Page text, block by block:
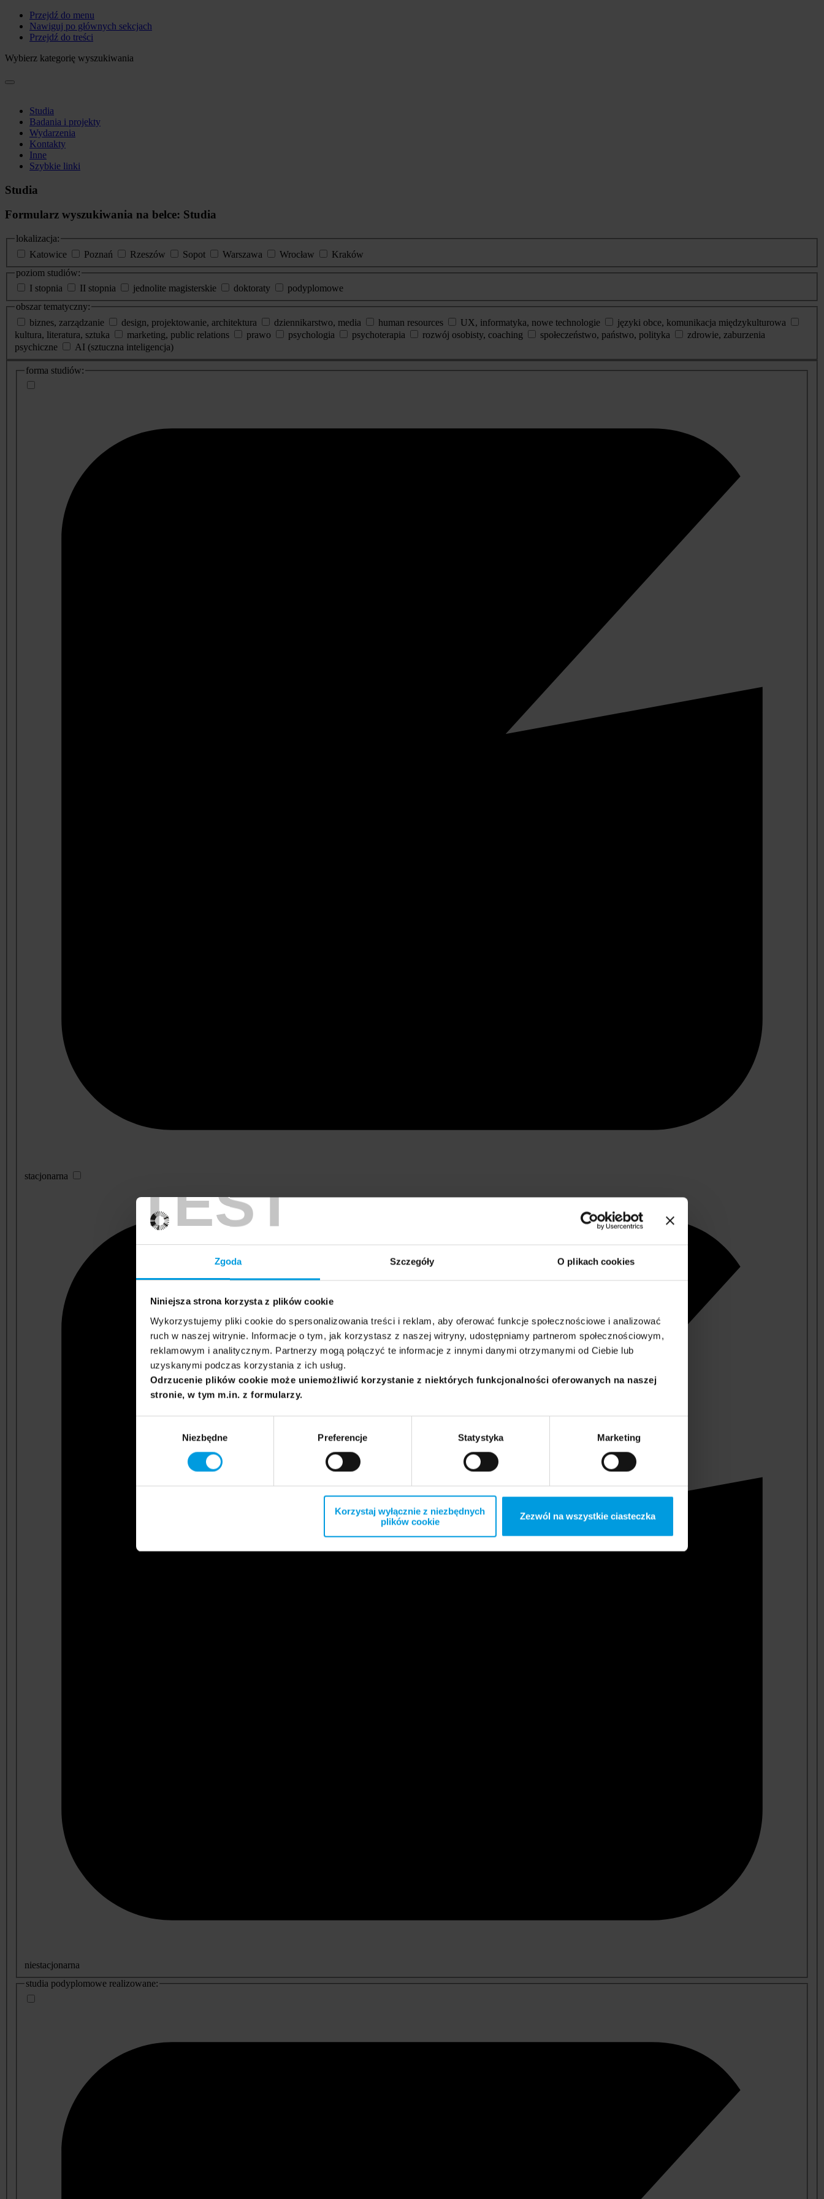
TEST
Zgoda Szczegóły O plikach cookies
Niniejsza strona korzysta z plików cookie
Wykorzystujemy pliki cookie do spersonalizowania treści i reklam, aby oferować funkcje społecznościowe i analizować
ruch w naszej witrynie. Informacje o tym, jak korzystasz z naszej witryny, udostępniamy partnerom społecznościowym,
reklamowym i analitycznym. Partnerzy mogą połączyć te informacje z innymi danymi otrzymanymi od Ciebie lub
uzyskanymi podczas korzystania z ich usług.
Odrzucenie plików cookie może uniemożliwić korzystanie z niektórych funkcjonalności oferowanych na naszej
stronie, w tym m.in. z formularzy.
Niezbędne Preferencje Statystyka Marketing
Korzystaj wyłącznie z niezbędnych
plików cookie
Zezwól na wszystkie ciasteczka
Przejdź do menu
Nawiguj po głównych sekcjach
Przejdź do treści
Wybierz kategorię wyszukiwania
Studia
Badania i projekty
Wydarzenia
Kontakty
Inne
Szybkie linki
Studia
Formularz wyszukiwania na belce: Studia
lokalizacja:
Katowice
Poznań Rzeszów Sopot Warszawa Wrocław
Kraków
poziom studiów:
I stopnia
II stopnia jednolite magisterskie doktoraty
podyplomowe
obszar tematyczny:
biznes, zarządzanie
design, projektowanie, architektura dziennikarstwo, media human resources UX, informatyka, nowe technologie
języki obce, komunikacja międzykulturowa
kultura, literatura, sztuka
marketing, public relations prawo psychologia psychoterapia rozwój osobisty, coaching społeczeństwo, państwo, polityka
zdrowie, zaburzenia
psychiczne
AI (sztuczna inteligencja)
dodatkowe
informacje
forma studiów:
stacjonarna
niestacjonarna
studia podyplomowe realizowane: